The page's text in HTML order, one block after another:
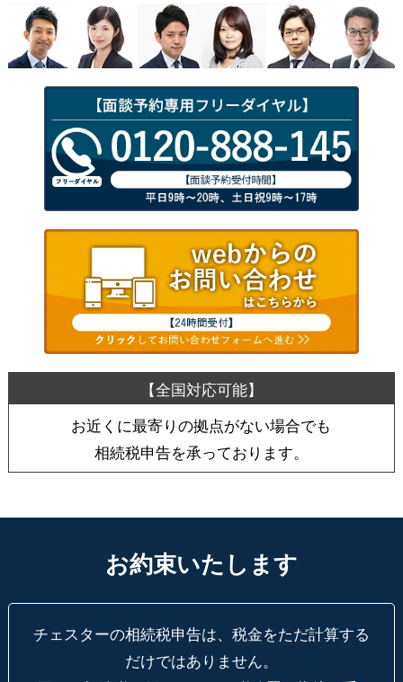
お近くに最寄りの拠点がない場合でも
相続税申告を承っております。
お約束いたします
チェスターの相続税申告は、税金をただ計算する
だけではありません。